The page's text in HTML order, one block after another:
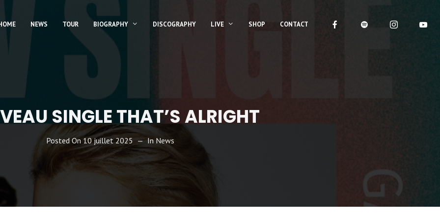
NEWS TOUR BIOGRAPHY DISCOGRAPHY LIVE SHOP CONTACT
SINGLE THAT’S ALRIGHT
Posted On 10 juillet 2025 In News